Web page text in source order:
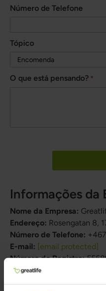
Número de Telefone
Tópico
O que está pensando?
Informações da
Nome da Empresa:
Endereço: Rosengatan 8,
Número de Telefone:
E-mail: [email protected]
Número de Registro:
Número de IVA:
Data de Criação:2012